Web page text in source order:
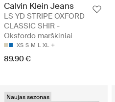
Calvin Klein Jeans
LS YD STRIPE OXFORD
CLASSIC SHIR -
Oksfordo marškiniai
XS S M L XL
89.90 €
Naujas sezonas